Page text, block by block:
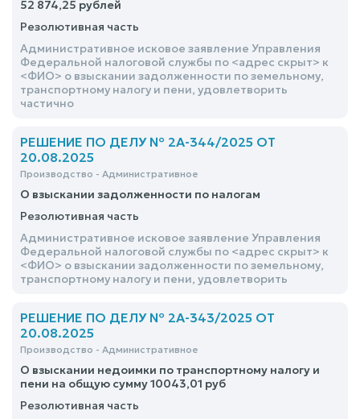
52 874,25 рублей
Резолютивная часть
Административное исковое заявление Управления
Федеральной налоговой службы по <адрес скрыт> к
<ФИО> о взыскании задолженности по земельному,
транспортному налогу и пени, удовлетворить
частично
РЕШЕНИЕ ПО ДЕЛУ № 2А-344/2025 ОТ
20.08.2025
Производство - Административное
О взыскании задолженности по налогам
Резолютивная часть
Административное исковое заявление Управления
Федеральной налоговой службы по <адрес скрыт> к
<ФИО> о взыскании задолженности по земельному,
транспортному налогу и пени, удовлетворить
РЕШЕНИЕ ПО ДЕЛУ № 2А-343/2025 ОТ
20.08.2025
Производство - Административное
О взыскании недоимки по транспортному налогу и
пени на общую сумму 10043,01 руб
Резолютивная часть